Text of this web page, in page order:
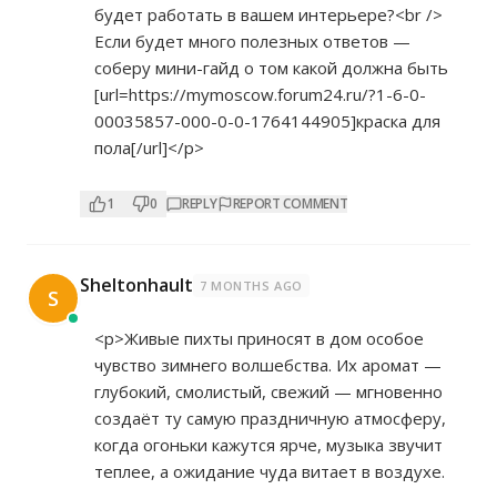
будет работать в вашем интерьере?<br />
Если будет много полезных ответов —
соберу мини-гайд о том какой должна быть
[url=https://mymoscow.forum24.ru/?1-6-0-
00035857-000-0-0-1764144905]краска для
пола[/url]</p>
1 0 REPLY REPORT COMMENT
S Sheltonhault 7 MONTHS AGO
<p>Живые пихты приносят в дом особое
чувство зимнего волшебства. Их аромат —
глубокий, смолистый, свежий — мгновенно
создаёт ту самую праздничную атмосферу,
когда огоньки кажутся ярче, музыка звучит
теплее, а ожидание чуда витает в воздухе.